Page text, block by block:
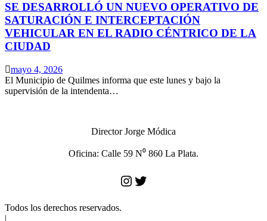
SE DESARROLLÓ UN NUEVO OPERATIVO DE
SATURACIÓN E INTERCEPTACIÓN
VEHICULAR EN EL RADIO CÉNTRICO DE LA
CIUDAD
mayo 4, 2026
El Municipio de Quilmes informa que este lunes y bajo la
supervisión de la intendenta…
Director Jorge Módica
Oficina: Calle 59 N⁰ 860 La Plata.
Instagram
Twitter
Todos los derechos reservados.
|